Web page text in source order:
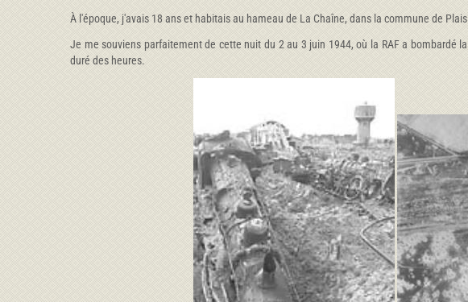
À l'époque, j'avais 18 ans et habitais au hameau de La Chaîne, dans la commune de
Je me souviens parfaitement de cette nuit du 2 au 3 juin 1944, où la RAF a bombardé
duré des heures.